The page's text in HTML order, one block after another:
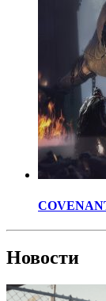
Новости